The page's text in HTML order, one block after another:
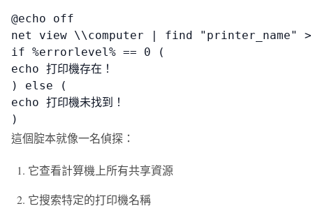
@echo off
net view \\computer | find "printer_name"
if %errorlevel% == 0 (
echo 打印機存在！
) else (
echo 打印機未找到！
)
這個腚本就像一名偵探：
它查看計算機上所有共享資源
它搜索特定的打印機名稱